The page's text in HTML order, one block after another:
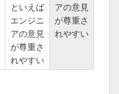
といえば
エンジニ
アの意見
が尊重さ
れやすい
アの意見
が尊重さ
れやすい